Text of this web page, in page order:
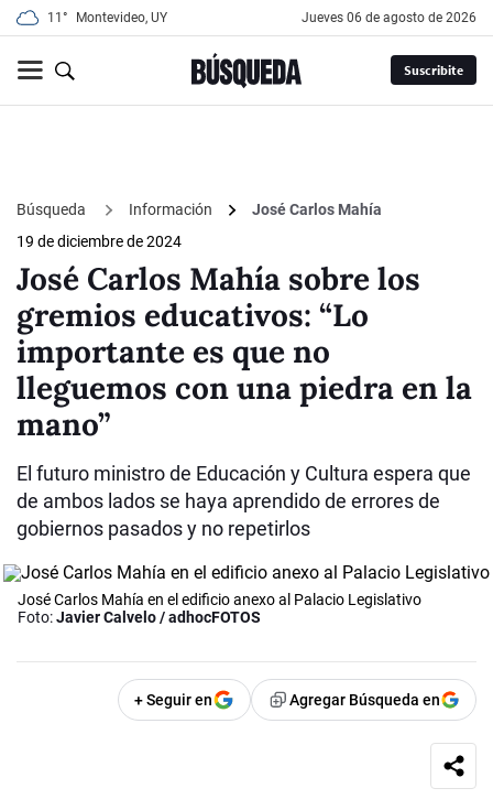
11° Montevideo, UY jueves 06 de agosto de 2026
Suscribite
Búsqueda Información
José Carlos Mahía
19 de diciembre de 2024
José Carlos Mahía sobre los
gremios educativos: “Lo
importante es que no
lleguemos con una piedra en la
mano”
El futuro ministro de Educación y Cultura espera que
de ambos lados se haya aprendido de errores de
gobiernos pasados y no repetirlos
José Carlos Mahía en el edificio anexo al Palacio Legislativo
Foto:Javier Calvelo / adhocFOTOS
+ Seguir en Agregar Búsqueda en